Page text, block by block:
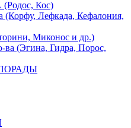
Кос)
Лефкада, Кефалония,
Миконос и др.)
(Эгина, Гидра, Порос,